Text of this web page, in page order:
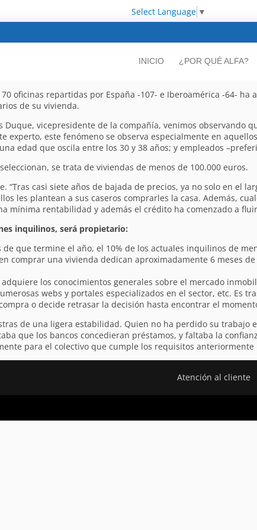
Select Language ▼
INICIO ¿POR QUÉ ALFA?
oficinas repartidas por España -107- e Iberoamérica -64-
de su vivienda.
Duque, vicepresidente de la compañía, venimos observando
experto, este fenómeno se observa especialmente en
edad que oscila entre los 30 y 38 años; y empleados
se trata de viviendas de menos de 100.000 euros.
“Tras casi siete años de bajada de precios, ya no solo en el
les plantean a sus caseros comprarles la casa. Además,
mínima rentabilidad y además el crédito ha comenzado a
inquilinos, será propietario:
que termine el año, el 10% de los actuales inquilinos de
comprar una vivienda dedican aproximadamente 6 meses
los conocimientos generales sobre el mercado
webs y portales especializados en el sector, etc. Es
o decide retrasar la decisión hasta encontrar el
de una ligera estabilidad. Quien no ha perdido su trabajo
que los bancos concedieran préstamos, y faltaba la
para el colectivo que cumple los requisitos anteriormente
Atención al cliente